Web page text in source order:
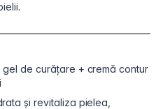
de curățare + cremă contur
și revitaliza pielea,